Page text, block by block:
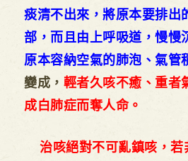
痰清不出來，將原本要排出
部，而且由上呼吸道，慢慢
原本容納空氣的肺泡、氣管
變成， 輕者久咳不癒、重者
成白肺症而奪人命。
治咳絕對不可亂鎮咳，若